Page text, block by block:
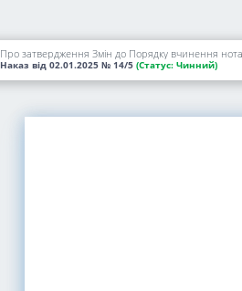
Про затвердження Змін до Порядку вчинення
Наказ від 02.01.2025 № 14/5 (Статус: Чинний)